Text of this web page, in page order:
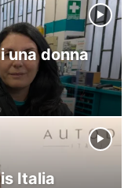
GUIDA
una donna
Italia